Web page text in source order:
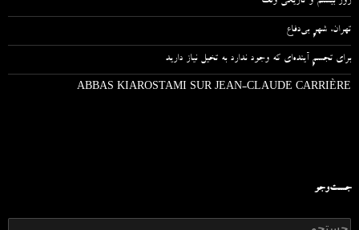
تهران، شهرِ بی‌دفاع
برای تجسمِ آینده‌ای که وجود ندارد به تخیل نیاز دارید
ABBAS KIAROSTAMI SUR JEAN-CLAUDE CARRIÈRE
جست‌وجو
ج